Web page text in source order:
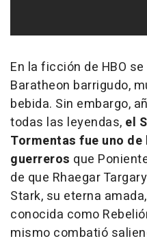
En la ficción de HBO
Baratheon barrigudo,
bebida. Sin embargo,
todas las leyendas, el
Tormentas fue uno
guerreros que
de que Rhaegar
Stark, su eterna
conocida como
mismo combatió